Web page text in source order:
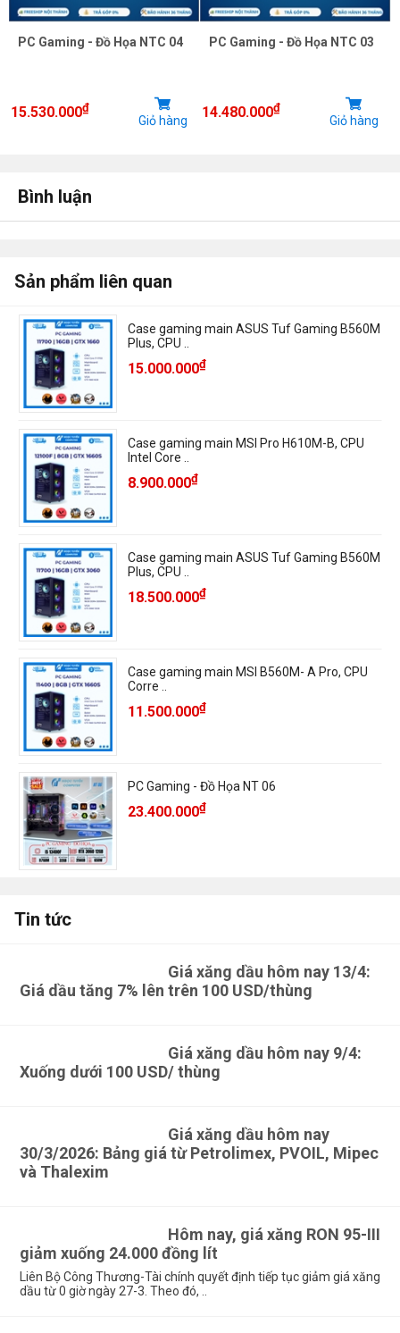
PC Gaming - Đồ Họa NTC 04
15.530.000₫
Giỏ hàng
PC Gaming - Đồ Họa NTC 03
14.480.000₫
Giỏ hàng
Bình luận
Sản phẩm liên quan
Case gaming main ASUS Tuf Gaming B560M
Plus, CPU ..
15.000.000₫
Case gaming main MSI Pro H610M-B, CPU
Intel Core ..
8.900.000₫
Case gaming main ASUS Tuf Gaming B560M
Plus, CPU ..
18.500.000₫
Case gaming main MSI B560M- A Pro, CPU
Corre ..
11.500.000₫
PC Gaming - Đồ Họa NT 06
23.400.000₫
Tin tức
Giá xăng dầu hôm nay 13/4:
Giá dầu tăng 7% lên trên 100 USD/thùng
Giá xăng dầu hôm nay 9/4:
Xuống dưới 100 USD/ thùng
Giá xăng dầu hôm nay
30/3/2026: Bảng giá từ Petrolimex, PVOIL, Mipec
và Thalexim
Hôm nay, giá xăng RON 95-III
giảm xuống 24.000 đồng lít
Liên Bộ Công Thương-Tài chính quyết định tiếp tục giảm giá xăng
dầu từ 0 giờ ngày 27-3. Theo đó, ..